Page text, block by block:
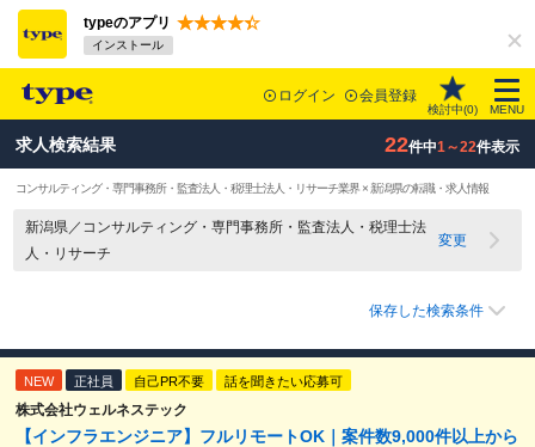
typeのアプリ
インストール
ログイン 会員登録
検討中(0) MENU
求人検索結果 22件中1～22件表示
コンサルティング・専門事務所・監査法人・税理士法人・リサーチ業界 × 新潟県の転職・求人情報
新潟県／コンサルティング・専門事務所・監査法人・税理士法
人・リサーチ
変更
保存した検索条件
NEW 正社員 自己PR不要 話を聞きたい応募可
株式会社ウェルネステック
【インフラエンジニア】フルリモートOK｜案件数9,000件以上から